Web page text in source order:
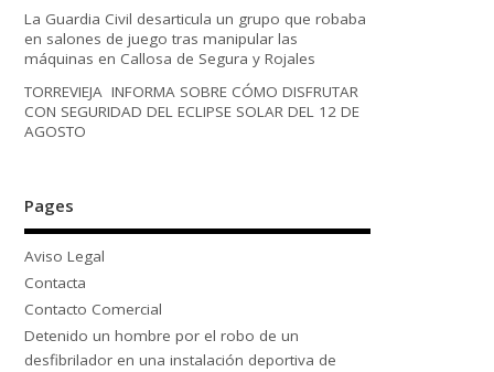
La Guardia Civil desarticula un grupo que robaba
en salones de juego tras manipular las
máquinas en Callosa de Segura y Rojales
TORREVIEJA INFORMA SOBRE CÓMO DISFRUTAR
CON SEGURIDAD DEL ECLIPSE SOLAR DEL 12 DE
AGOSTO
Pages
Aviso Legal
Contacta
Contacto Comercial
Detenido un hombre por el robo de un
desfibrilador en una instalación deportiva de